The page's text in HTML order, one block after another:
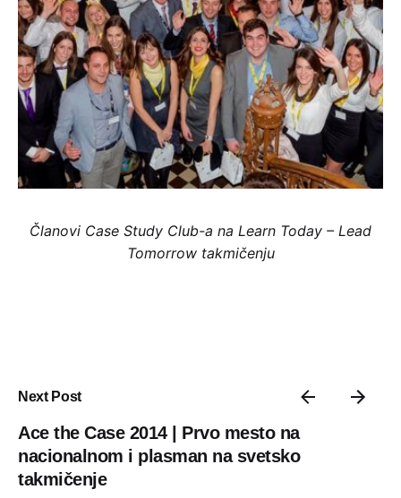
Članovi Case Study Club-a na Learn Today – Lead
Tomorrow takmičenju
Next Post
Ace the Case 2014 | Prvo mesto na
nacionalnom i plasman na svetsko
takmičenje